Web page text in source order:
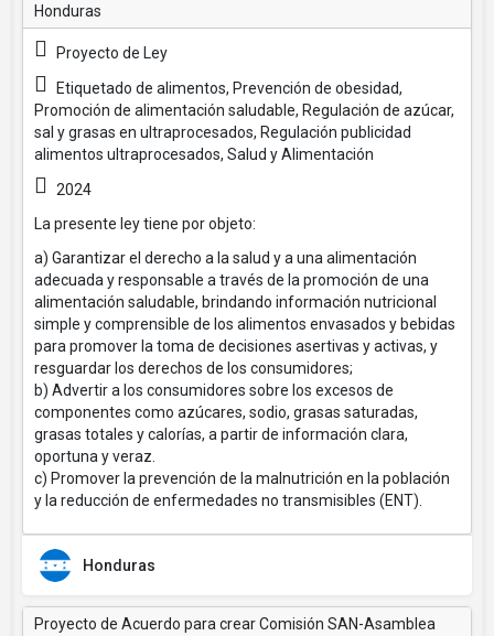
Honduras
Proyecto de Ley
Etiquetado de alimentos, Prevención de obesidad,
Promoción de alimentación saludable, Regulación de azúcar,
sal y grasas en ultraprocesados, Regulación publicidad
alimentos ultraprocesados, Salud y Alimentación
2024
La presente ley tiene por objeto:
a) Garantizar el derecho a la salud y a una alimentación
adecuada y responsable a través de la promoción de una
alimentación saludable, brindando información nutricional
simple y comprensible de los alimentos envasados y bebidas
para promover la toma de decisiones asertivas y activas, y
resguardar los derechos de los consumidores;
b) Advertir a los consumidores sobre los excesos de
componentes como azúcares, sodio, grasas saturadas,
grasas totales y calorías, a partir de información clara,
oportuna y veraz.
c) Promover la prevención de la malnutrición en la población
y la reducción de enfermedades no transmisibles (ENT).
Honduras
Proyecto de Acuerdo para crear Comisión SAN-Asamblea